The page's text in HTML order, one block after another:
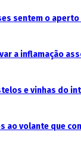
sentem o
a inflamação
e vinhas do
ao volante que